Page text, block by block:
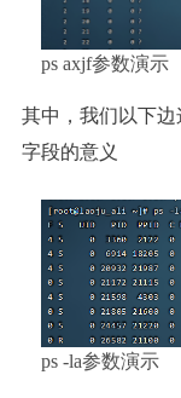
ps axjf参数演示
其中，我们以下
字段的意义
ps -la参数演示